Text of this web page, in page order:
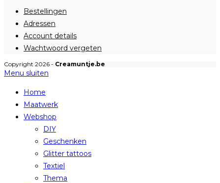
Bestellingen
Adressen
Account details
Wachtwoord vergeten
Copyright 2026 - Creamuntje.be
Menu sluiten
Home
Maatwerk
Webshop
DIY
Geschenken
Glitter tattoos
Textiel
Thema